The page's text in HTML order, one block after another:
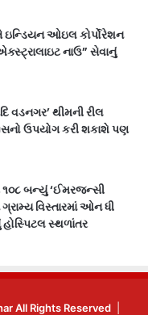
ઇન્ડિયન ઓઇલ કોર્પોરેશન
નાઉ” સેવાનું
વડનગર’ થીમની રીલ
ઉપયોગ કરી શકાશે પણ
બન્યું ‘ઈમરજન્સી
વિસ્તારમાં ઓન ધી
સ્થળાંતર
All Rights Reserved